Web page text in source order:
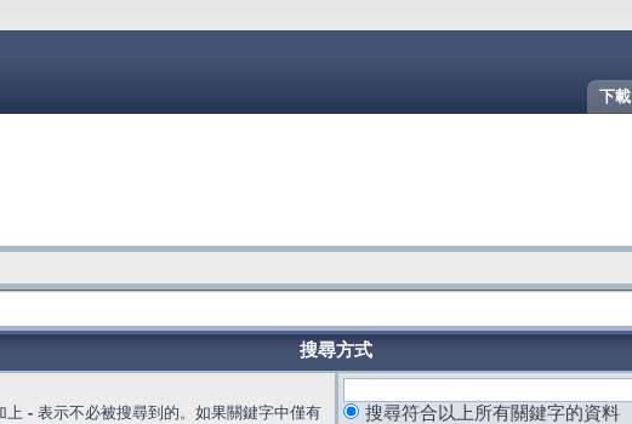
下載
搜尋方式
上 - 表示不必被搜尋到的。如果關鍵字中僅有
搜尋符合以上所有關鍵字的資料